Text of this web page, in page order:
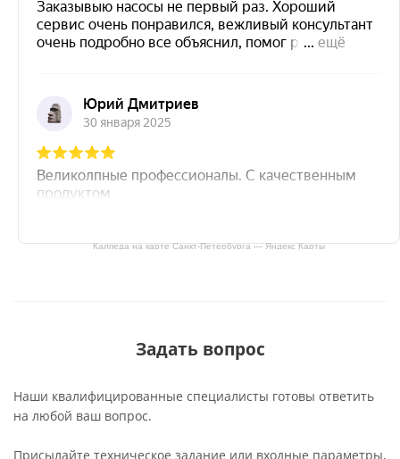
Калпеда на карте Санкт‑Петербурга — Яндекс Карты
Задать вопрос
Наши квалифицированные специалисты готовы ответить
на любой ваш вопрос.
Присылайте техническое задание или входные параметры,